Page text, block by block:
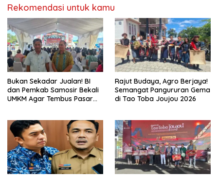
Rekomendasi untuk kamu
Bukan Sekadar Jualan! BI
dan Pemkab Samosir Bekali
UMKM Agar Tembus Pasar
Rajut Budaya, Agro Berjaya!
Semangat Pangururan Gema
di Tao Toba Joujou 2026